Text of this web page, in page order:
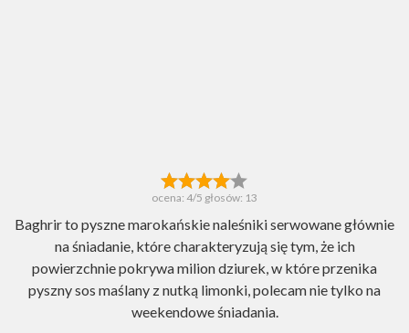
ocena: 4/5 głosów: 13
Baghrir to pyszne marokańskie naleśniki serwowane głównie
na śniadanie, które charakteryzują się tym, że ich
powierzchnie pokrywa milion dziurek, w które przenika
pyszny sos maślany z nutką limonki, polecam nie tylko na
weekendowe śniadania.